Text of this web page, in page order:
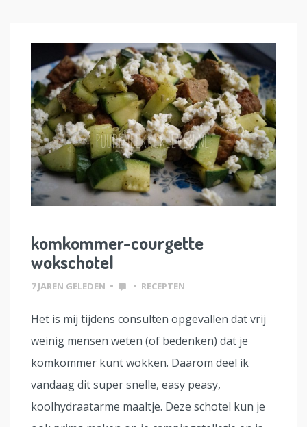
komkommer-courgette
wokschotel
7 JAREN GELEDEN • • RECEPTEN
Het is mij tijdens consulten opgevallen dat vrij
weinig mensen weten (of bedenken) dat je
komkommer kunt wokken. Daarom deel ik
vandaag dit super snelle, easy peasy,
koolhydraatarme maaltje. Deze schotel kun je